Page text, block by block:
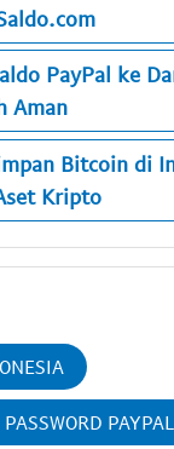
PayPal ke
Aman
Bitcoin di
Kripto
PAYPAL